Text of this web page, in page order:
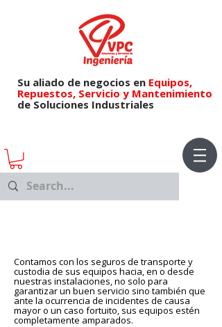
Su aliado de negocios en Equipos,
Repuestos, Servicio y Mantenimiento
de Soluciones Industriales
Contamos con los seguros de transporte y
custodia de sus equipos hacia, en o desde
nuestras instalaciones, no solo para
garantizar un buen servicio sino también que
ante la ocurrencia de incidentes de causa
mayor o un caso fortuito, sus equipos estén
completamente amparados.